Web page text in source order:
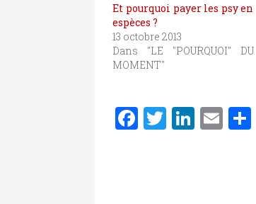
Et pourquoi payer les psy en
espèces ?
13 octobre 2013
Dans "LE "POURQUOI" DU
MOMENT"
F T Li E